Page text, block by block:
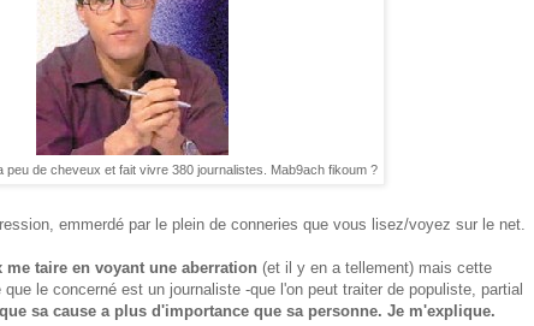
peu de cheveux et fait vivre 380 journalistes. Mab9ach fikoum ?
emmerdé par le plein de conneries que vous lisez/voyez sur le net.
me taire en voyant une aberration (et il y en a tellement) mais cette
le concerné est un journaliste -que l'on peut traiter de populiste, partial
sa cause a plus d'importance que sa personne. Je m'explique.